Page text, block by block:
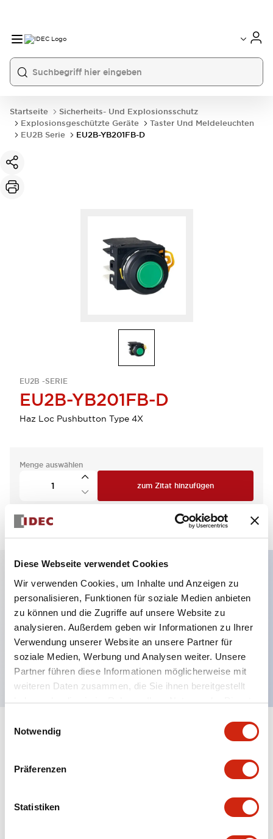
Diese Webseite verwendet Cookies
Wir verwenden Cookies, um Inhalte und Anzeigen zu
personalisieren, Funktionen für soziale Medien anbieten
zu können und die Zugriffe auf unsere Website zu
analysieren. Außerdem geben wir Informationen zu Ihrer
Verwendung unserer Website an unsere Partner für
soziale Medien, Werbung und Analysen weiter. Unsere
Partner führen diese Informationen möglicherweise mit
weiteren Daten zusammen, die Sie ihnen bereitgestellt
haben oder die sie im Rahmen Ihrer Nutzung der Dienste
Notwendig
Präferenzen
Statistiken
Startseite
Sicherheits- Und Explosionsschutz
Explosionsgeschützte Geräte
Taster Und Meldeleuchten
EU2B Serie
EU2B-YB201FB-D
EU2B -SERIE
EU2B-YB201FB-D
Haz Loc Pushbutton Type 4X
Menge auswählen
zum Zitat hinzufügen
Hauptmerkmale
Erweiterter Druckknopf, 1NC-Kontakt,
fingerberührungssicherer Schraubanschluss,
schwarzer Knopf
Spezifikationen Alle erweitern+
Aesthetic Specifications